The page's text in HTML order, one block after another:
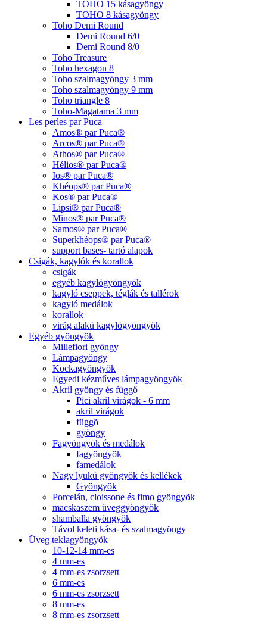
TOHO 15 kásagyöngy
TOHO 8 kásagyöngy
Toho Demi Round
Demi Round 6/0
Demi Round 8/0
Toho Treasure
Toho hexagon 8
Toho szalmagyöngy 3 mm
Toho szalmagyöngy 9 mm
Toho triangle 8
Toho-Magatama 3 mm
Les perles par Puca
Amos® par Puca®
Arcos® par Puca®
Athos® par Puca®
Hélios® par Puca®
Ios® par Puca®
Khéops® par Puca®
Kos® par Puca®
Lipsi® par Puca®
Minos® par Puca®
Samos® par Puca®
Superkhéops® par Puca®
support bases- tartó alapok
Csigák, kagylók és korallok
csigák
egyéb kagylógyöngyök
kagyló cseppek, téglák és tallérok
kagyló medálok
korallok
virág alakú kagylógyöngyök
Egyéb gyöngyök
Millefiori gyöngy
Lámpagyöngy
Kockagyöngyök
Egyedi kézműves lámpagyöngyök
Akril gyöngy és függő
Pici akril virágok - 6 mm
akril virágok
függõ
gyöngy
Fagyöngyök és medálok
fagyöngyök
famedálok
Nagy lyukú gyöngyök és kellékek
Gyöngyök
Porcelán, cloissone és fimo gyöngyök
macskaszem üveggyöngyök
shamballa gyöngyök
Távol keleti kása- és szalmagyöngy
Üveg teklagyöngyök
10-12-14 mm-es
4 mm-es
4 mm-es zsorzsett
6 mm-es
6 mm-es zsorzsett
8 mm-es
8 mm-es zsorzsett